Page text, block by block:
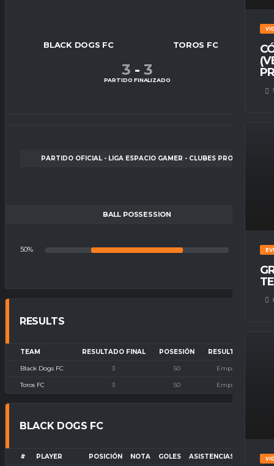
BLACK DOGS FC TOROS FC
3 - 3
PARTIDO FINALIZADO
PARTIDO OFICIAL - LIGA ESPACIO GAMER - CLUBES PRO
BALL POSSESSION
50%
RESULTS
TEAM RESULTADO FINAL POSESIÓN RESULTADO
Black Dogs FC 3 50 Empate
Toros FC 3 50 Empate
BLACK DOGS FC
# PLAYER POSICIÓN NOTA GOLES ASISTENCIAS P.